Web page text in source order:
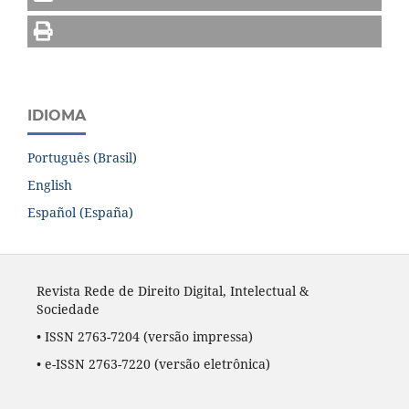
IDIOMA
Português (Brasil)
English
Español (España)
Revista Rede de Direito Digital, Intelectual &
Sociedade
• ISSN 2763-7204(versão impressa)
• e-ISSN 2763-7220(versão eletrônica)